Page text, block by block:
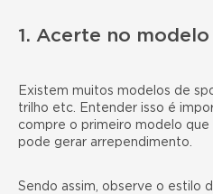
1. Acerte no
Existem muitos modelos de
trilho etc. Entender isso é
compre o primeiro modelo
pode gerar arrependimento.
Sendo assim, observe o estilo